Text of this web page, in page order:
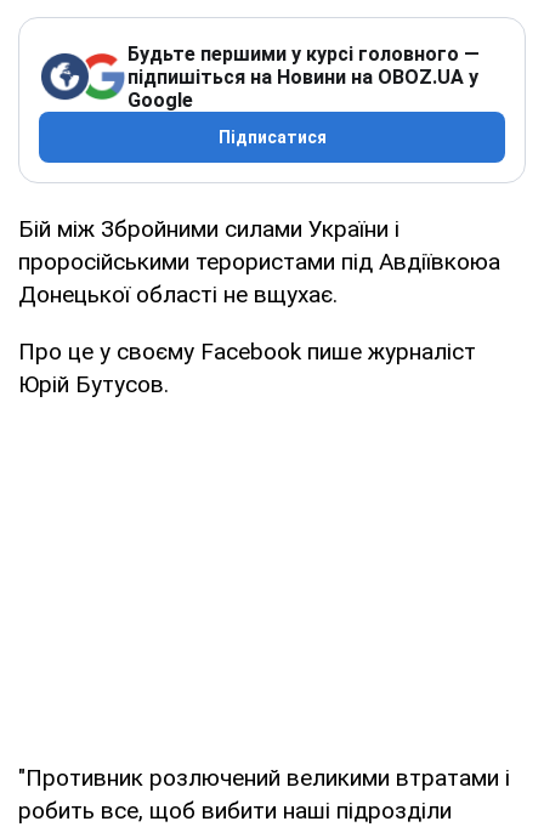
Будьте першими у курсі головного —
підпишіться на Новини на OBOZ.UA у
Google
Підписатися
Бій між Збройними силами України і
проросійськими терористами під Авдіївкоюа
Донецької області не вщухає.
Про це у своєму Facebook пише журналіст
Юрій Бутусов.
"Противник розлючений великими втратами і
робить все, щоб вибити наші підрозділи